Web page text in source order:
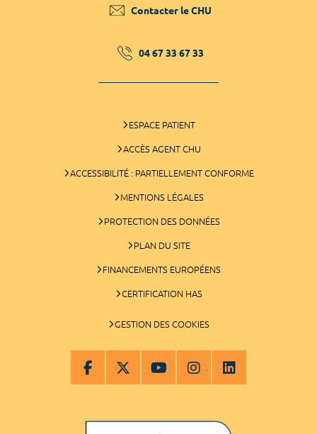
Contacter le CHU
04 67 33 67 33
ESPACE PATIENT
ACCÈS AGENT CHU
ACCESSIBILITÉ : PARTIELLEMENT CONFORME
MENTIONS LÉGALES
PROTECTION DES DONNÉES
PLAN DU SITE
FINANCEMENTS EUROPÉENS
CERTIFICATION HAS
GESTION DES COOKIES